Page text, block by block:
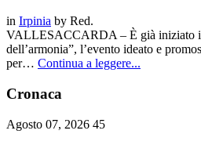
in Irpinia by Red.
VALLESACCARDA – È già iniziato il
dell’armonia”, l’evento ideato e
per… Continua a leggere...
Cronaca
Agosto 07, 2026 45